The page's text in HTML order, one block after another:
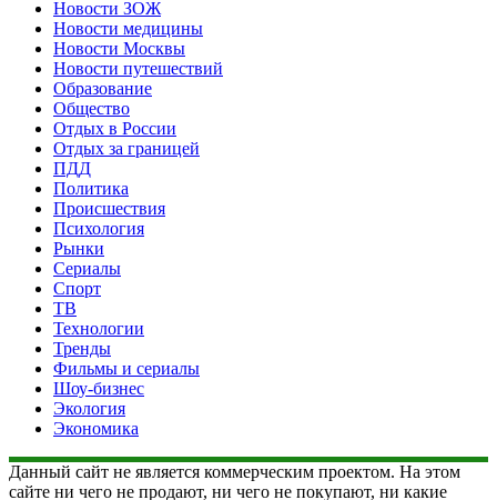
Новости ЗОЖ
Новости медицины
Новости Москвы
Новости путешествий
Образование
Общество
Отдых в России
Отдых за границей
ПДД
Политика
Происшествия
Психология
Рынки
Сериалы
Спорт
ТВ
Технологии
Тренды
Фильмы и сериалы
Шоу-бизнес
Экология
Экономика
Данный сайт не является коммерческим проектом. На этом
сайте ни чего не продают, ни чего не покупают, ни какие